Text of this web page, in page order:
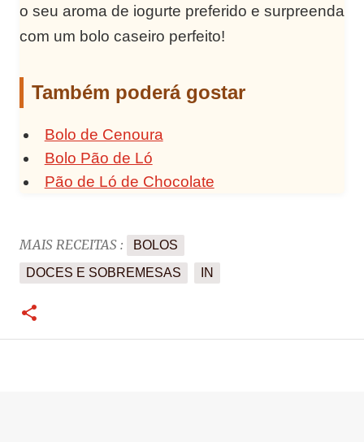
o seu aroma de iogurte preferido e surpreenda
com um bolo caseiro perfeito!
Também poderá gostar
Bolo de Cenoura
Bolo Pão de Ló
Pão de Ló de Chocolate
MAIS RECEITAS :
BOLOS
DOCES E SOBREMESAS
IN